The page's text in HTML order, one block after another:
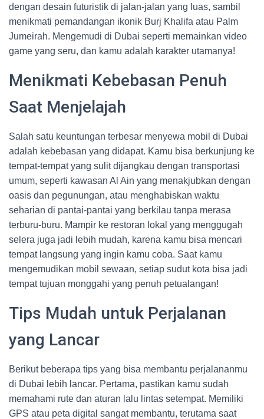
dengan desain futuristik di jalan-jalan yang luas, sambil
menikmati pemandangan ikonik Burj Khalifa atau Palm
Jumeirah. Mengemudi di Dubai seperti memainkan video
game yang seru, dan kamu adalah karakter utamanya!
Menikmati Kebebasan Penuh
Saat Menjelajah
Salah satu keuntungan terbesar menyewa mobil di Dubai
adalah kebebasan yang didapat. Kamu bisa berkunjung ke
tempat-tempat yang sulit dijangkau dengan transportasi
umum, seperti kawasan Al Ain yang menakjubkan dengan
oasis dan pegunungan, atau menghabiskan waktu
seharian di pantai-pantai yang berkilau tanpa merasa
terburu-buru. Mampir ke restoran lokal yang menggugah
selera juga jadi lebih mudah, karena kamu bisa mencari
tempat langsung yang ingin kamu coba. Saat kamu
mengemudikan mobil sewaan, setiap sudut kota bisa jadi
tempat tujuan monggahi yang penuh petualangan!
Tips Mudah untuk Perjalanan
yang Lancar
Berikut beberapa tips yang bisa membantu perjalananmu
di Dubai lebih lancar. Pertama, pastikan kamu sudah
memahami rute dan aturan lalu lintas setempat. Memiliki
GPS atau peta digital sangat membantu, terutama saat